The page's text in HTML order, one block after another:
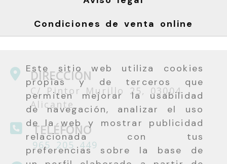
Este sitio web utiliza cookies
propias y de terceros que
permiten mejorar la usabilidad
de navegación, analizar el uso
de la web y mostrar publicidad
relacionada con tus
preferencias sobre la base de
Condiciones de venta online
DIRECCIÓN
C/ Pintor Murillo 25, 03004
Alicante
TELÉFONO
965 205 449